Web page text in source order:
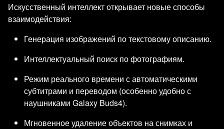
Искусственный интеллект открывает новые способы
взаимодействия:
Генерация изображений по текстовому описанию.
Интеллектуальный поиск по фотографиям.
Режим реального времени с автоматическими
субтитрами и переводом (особенно удобно с
наушниками Galaxy Buds4).
Мгновенное удаление объектов на снимках и